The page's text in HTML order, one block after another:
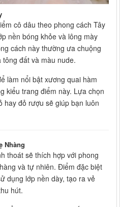
cô dâu theo phong cách Tây
nền bóng khỏe và lông mày
cách này thường ưa chuộng
đất và màu nude.
làm nổi bật xương quai hàm
kiểu trang điểm này. Lựa chọn
hay đỏ rượu sẽ giúp bạn luôn
Nhàng
thoát sẽ thích hợp với phong
và tự nhiên. Điểm đặc biệt
dụng lớp nền dày, tạo ra vẻ
hút.